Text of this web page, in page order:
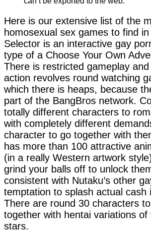
Here is our extensive list of the
homosexual sex games to find
Selector is an interactive gay
type of a Choose Your Own
There is restricted gameplay
action revolves round watching
which there is heaps, because
part of the BangBros network.
totally different characters to
with completely different
character to go together with
has more than 100 attractive
(in a really Western artwork
grind your balls off to unlock
consistent with Nutaku’s other
temptation to splash actual cash
There are round 30 characters
together with hentai variations of
stars.